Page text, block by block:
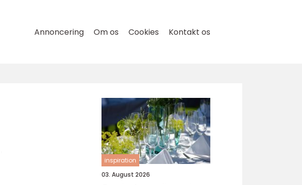
Annoncering Om os Cookies Kontakt os
inspiration
03. August 2026